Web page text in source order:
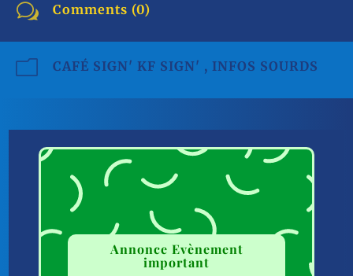
w Comments (0)
m CAFÉ SIGN' KF SIGN' , INFOS SOURDS
Annonce Evènement
important